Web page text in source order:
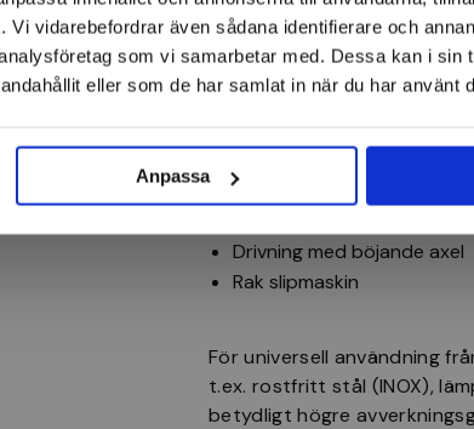
vidarebefordrar även sådana identifierare och
som vi samarbetar med. Dessa kan i sin
eller som de har samlat in när du har använt
Anpassa
Bearbetning av svets
Finslipning i olika stadier
Typer av
Vinkelslipmaskin
Drivning med böjande axel
Rak slipmaskin
För universell användning
t.ex. rostfritt stål (INOX),
betydligt högre